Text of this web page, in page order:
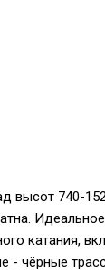
высот 740-
катания,
- чёрные